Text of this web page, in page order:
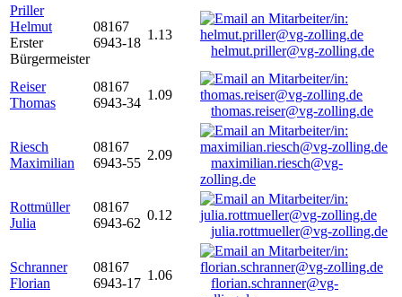
Priller
Helmut
Erster
Bürgermeister
08167
6943-18
1.13
helmut.priller@vg-zolling.de
Reiser
Thomas
08167
6943-34
1.09
thomas.reiser@vg-zolling.de
Riesch
Maximilian
08167
6943-55
2.09
maximilian.riesch@vg-
zolling.de
Rottmüller
Julia
08167
6943-62
0.12
julia.rottmueller@vg-zolling.de
Schranner
Florian
08167
6943-17
1.06
florian.schranner@vg-